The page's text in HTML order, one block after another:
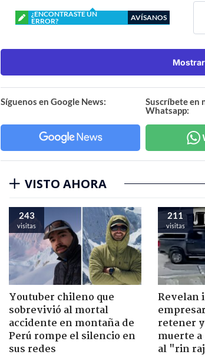
¿ENCONTRASTE UN
ERROR?
AVÍSANOS
Síguenos en Google News:
Suscríbete en
Whatsapp:
VISTO AHORA
243
visitas
Youtuber chileno que
sobrevivió al mortal
accidente en montaña de
Perú rompe el silencio en
sus redes
211
visitas
Revelan
retener
muerte
al "rin